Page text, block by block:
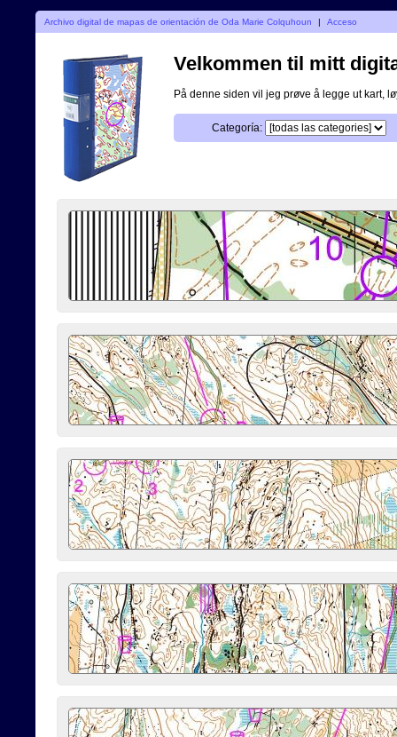
Archivo digital de mapas de orientación de Oda Marie Colquhoun | Acceso
Velkommen til mitt
På denne siden vil jeg prøve å legge ut kart,
Categoría: